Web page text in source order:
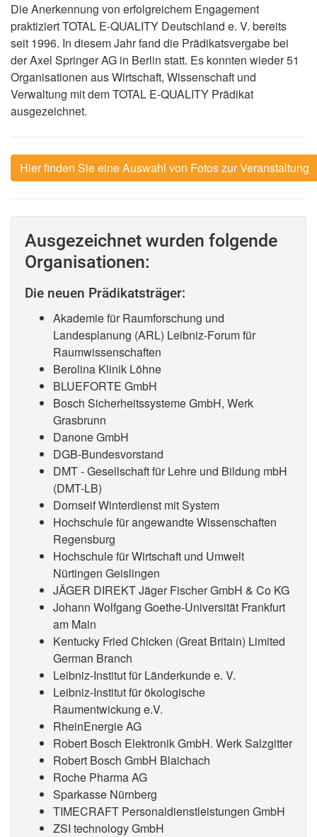
Die Anerkennung von erfolgreichem Engagement
praktiziert TOTAL E-QUALITY Deutschland e. V. bereits
seit 1996. In diesem Jahr fand die Prädikatsvergabe bei
der Axel Springer AG in Berlin statt. Es konnten wieder 51
Organisationen aus Wirtschaft, Wissenschaft und
Verwaltung mit dem TOTAL E-QUALITY Prädikat
ausgezeichnet.
Hier finden Sie eine Auswahl von Fotos zur Veranstaltung
Ausgezeichnet wurden folgende
Organisationen:
Die neuen Prädikatsträger:
Akademie für Raumforschung und
Landesplanung (ARL) Leibniz-Forum für
Raumwissenschaften
Berolina Klinik Löhne
BLUEFORTE GmbH
Bosch Sicherheitssysteme GmbH, Werk
Grasbrunn
Danone GmbH
DGB-Bundesvorstand
DMT - Gesellschaft für Lehre und Bildung mbH
(DMT-LB)
Dornseif Winterdienst mit System
Hochschule für angewandte Wissenschaften
Regensburg
Hochschule für Wirtschaft und Umwelt
Nürtingen Geislingen
JÄGER DIREKT Jäger Fischer GmbH & Co KG
Johann Wolfgang Goethe-Universität Frankfurt
am Main
Kentucky Fried Chicken (Great Britain) Limited
German Branch
Leibniz-Institut für Länderkunde e. V.
Leibniz-Institut für ökologische
Raumentwickung e.V.
RheinEnergie AG
Robert Bosch Elektronik GmbH. Werk Salzgitter
Robert Bosch GmbH Blaichach
Roche Pharma AG
Sparkasse Nürnberg
TIMECRAFT Personaldienstleistungen GmbH
ZSI technology GmbH